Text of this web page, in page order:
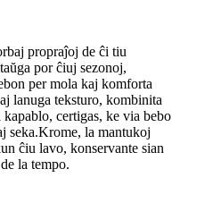
propraĵoj de ĉi tiu
por ĉiuj sezonoj,
per mola kaj komforta
lanuga teksturo, kombinita
certigas, ke via bebo
seka.Krome, la mantukoj
ĉiu lavo, konservante sian
la tempo.